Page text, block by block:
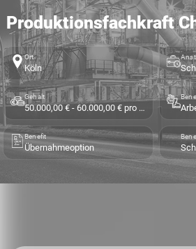
Produktionsfachkraft
Ort
Köln
Gehalt
50.000,00 € - 60.000,00 € pro Jahr
Benefit
Übernahmeoption